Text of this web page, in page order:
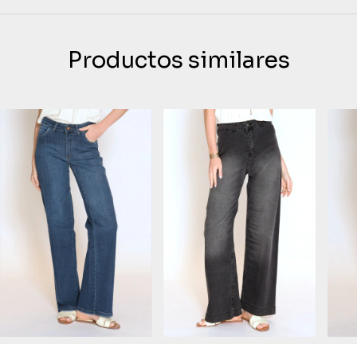
Productos similares